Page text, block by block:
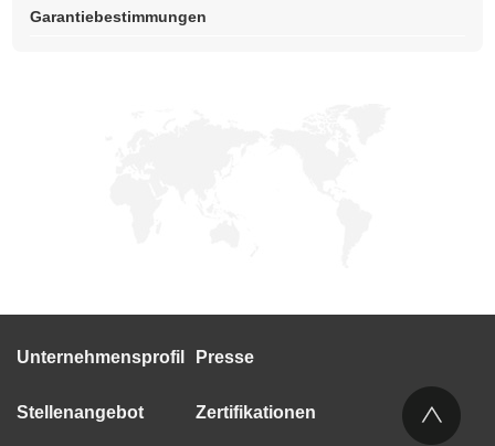
Garantiebestimmungen
Unternehmensprofil
Stellenangebot
Presse
Zertifikationen